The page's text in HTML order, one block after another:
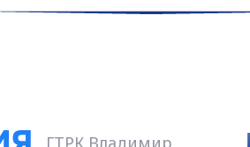
ГТРК Владимир